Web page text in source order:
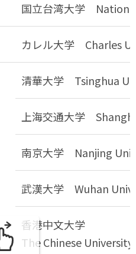
国立台湾大学
カレル大学 Charles
清華大学 Tsinghua
上海交通大学
南京大学 Nanjing
武漢大学 Wuhan
香港中文大学
The Chinese